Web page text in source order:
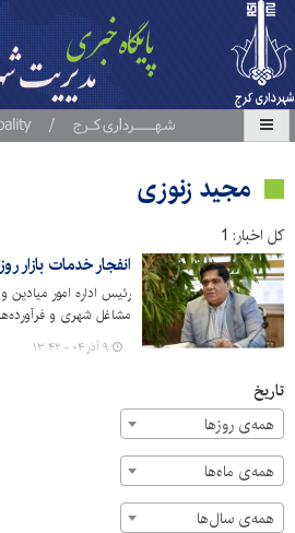
مجید زنوزی
کل اخبار: 1
انفجار خدمات بازار
رئیس اداره امور
مشاغل شهری و
نشست رسانه‌ای «جهاد
۹ آذر ۰۴ - ۱۳:۴۲
تاریخ
همه‌ی روزها
همه‌ی ماه‌ها
همه‌ی سال‌ها